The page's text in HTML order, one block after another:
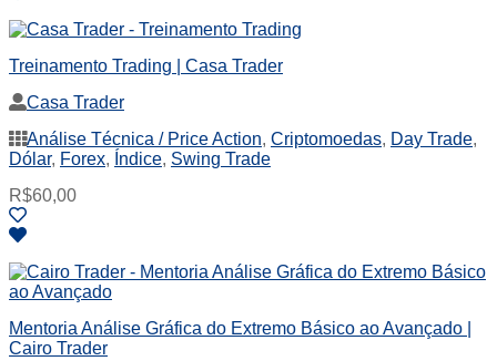
Treinamento Trading | Casa Trader
Casa Trader
Análise Técnica / Price Action, Criptomoedas, Day Trade,
Dólar, Forex, Índice, Swing Trade
R$60,00
Mentoria Análise Gráfica do Extremo Básico ao Avançado |
Cairo Trader